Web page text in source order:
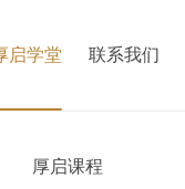
启学堂 联系我们
厚启课程